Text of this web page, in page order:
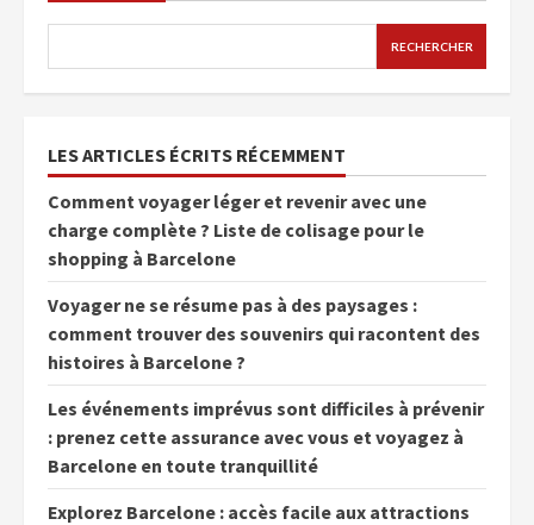
RECHERCHER
LES ARTICLES ÉCRITS RÉCEMMENT
Comment voyager léger et revenir avec une
charge complète ? Liste de colisage pour le
shopping à Barcelone
Voyager ne se résume pas à des paysages :
comment trouver des souvenirs qui racontent des
histoires à Barcelone ?
Les événements imprévus sont difficiles à prévenir
: prenez cette assurance avec vous et voyagez à
Barcelone en toute tranquillité
Explorez Barcelone : accès facile aux attractions